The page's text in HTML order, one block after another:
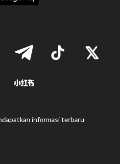
informasi terbaru